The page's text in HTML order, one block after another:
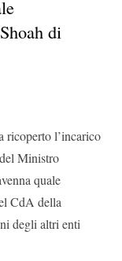
di
ricoperto l’incarico
Ministro
quale
CdA della
degli altri enti